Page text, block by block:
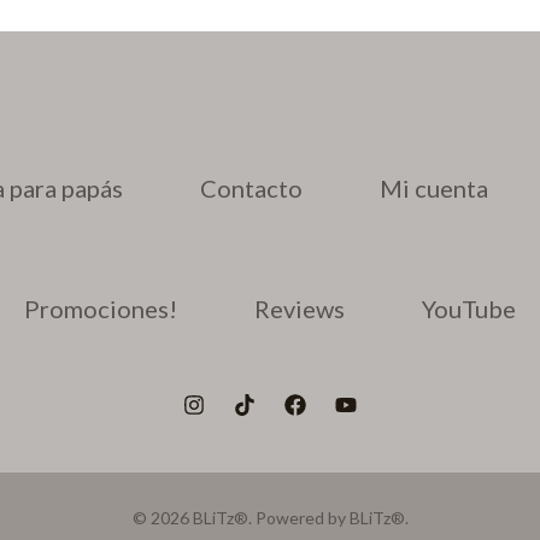
para papás Contacto Mi cuenta
Promociones! Reviews YouTube
© 2026 BLiTz®. Powered by BLiTz®.